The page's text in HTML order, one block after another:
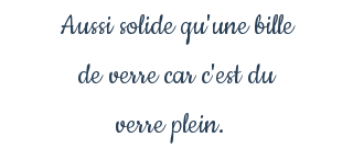
Aussi solide qu'une bille
de verre car c'est du
verre plein.